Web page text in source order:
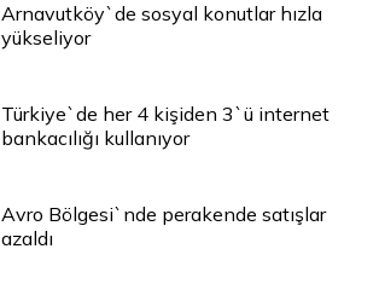
Arnavutköy`de sosyal konutlar hızla
yükseliyor
Türkiye`de her 4 kişiden 3`ü internet
bankacılığı kullanıyor
Avro Bölgesi`nde perakende satışlar
azaldı